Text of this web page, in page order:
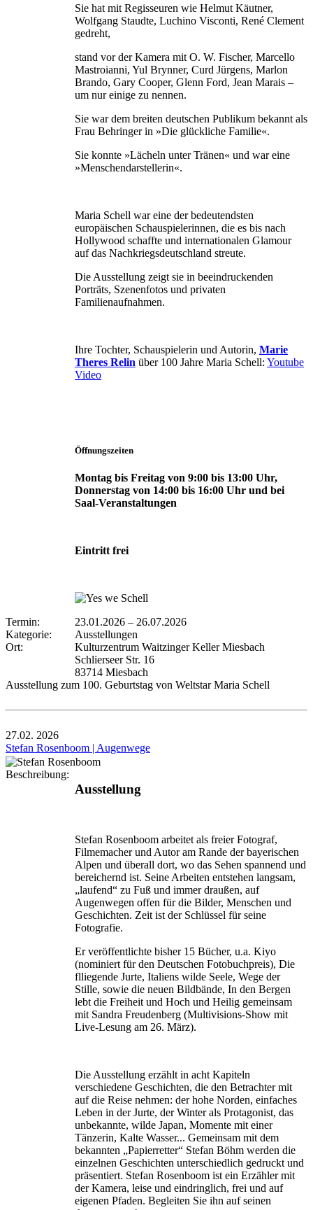
Sie hat mit Regisseuren wie Helmut Käutner,
Wolfgang Staudte, Luchino Visconti, René Clement
gedreht,
stand vor der Kamera mit O. W. Fischer, Marcello
Mastroianni, Yul Brynner, Curd Jürgens, Marlon
Brando, Gary Cooper, Glenn Ford, Jean Marais –
um nur einige zu nennen.
Sie war dem breiten deutschen Publikum bekannt als
Frau Behringer in »Die glückliche Familie«.
Sie konnte »Lächeln unter Tränen« und war eine
»Menschendarstellerin«.
Maria Schell war eine der bedeutendsten
europäischen Schauspielerinnen, die es bis nach
Hollywood schaffte und internationalen Glamour
auf das Nachkriegsdeutschland streute.
Die Ausstellung zeigt sie in beeindruckenden
Porträts, Szenenfotos und privaten
Familienaufnahmen.
Ihre Tochter, Schauspielerin und Autorin, Marie
Theres Relin über 100 Jahre Maria Schell: Youtube
Video
Öffnungszeiten
Montag bis Freitag von 9:00 bis 13:00 Uhr,
Donnerstag von 14:00 bis 16:00 Uhr und bei
Saal-Veranstaltungen
Eintritt frei
Termin: 23.01.2026 – 26.07.2026
Kategorie:
Ausstellungen
Ort:
Kulturzentrum Waitzinger Keller Miesbach
Schlierseer Str. 16
83714 Miesbach
Ausstellung zum 100. Geburtstag von Weltstar Maria Schell
27.02. 2026
Stefan Rosenboom | Augenwege
Beschreibung:
Ausstellung
Stefan Rosenboom arbeitet als freier Fotograf,
Filmemacher und Autor am Rande der bayerischen
Alpen und überall dort, wo das Sehen spannend und
bereichernd ist. Seine Arbeiten entstehen langsam,
„laufend“ zu Fuß und immer draußen, auf
Augenwegen offen für die Bilder, Menschen und
Geschichten. Zeit ist der Schlüssel für seine
Fotografie.
Er veröffentlichte bisher 15 Bücher, u.a. Kiyo
(nominiert für den Deutschen Fotobuchpreis), Die
flliegende Jurte, Italiens wilde Seele, Wege der
Stille, sowie die neuen Bildbände, In den Bergen
lebt die Freiheit und Hoch und Heilig gemeinsam
mit Sandra Freudenberg (Multivisions-Show mit
Live-Lesung am 26. März).
Die Ausstellung erzählt in acht Kapiteln
verschiedene Geschichten, die den Betrachter mit
auf die Reise nehmen: der hohe Norden, einfaches
Leben in der Jurte, der Winter als Protagonist, das
unbekannte, wilde Japan, Momente mit einer
Tänzerin, Kalte Wasser... Gemeinsam mit dem
bekannten „Papierretter“ Stefan Böhm werden die
einzelnen Geschichten unterschiedlich gedruckt und
präsentiert. Stefan Rosenboom ist ein Erzähler mit
der Kamera, leise und eindringlich, frei und auf
eigenen Pfaden. Begleiten Sie ihn auf seinen